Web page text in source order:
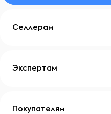
Селлерам
Экспертам
Покупателям